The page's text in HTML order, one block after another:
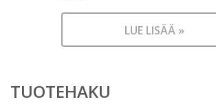
LUE LISÄÄ »
TUOTEHAKU